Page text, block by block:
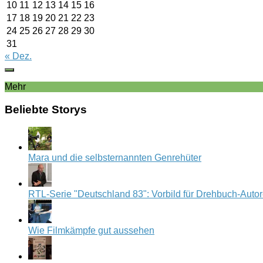
10 11 12 13 14 15 16
17 18 19 20 21 22 23
24 25 26 27 28 29 30
31
« Dez.
Mehr
Beliebte Storys
Mara und die selbsternannten Genrehüter
RTL-Serie "Deutschland 83": Vorbild für Drehbuch-
Wie Filmkämpfe gut aussehen